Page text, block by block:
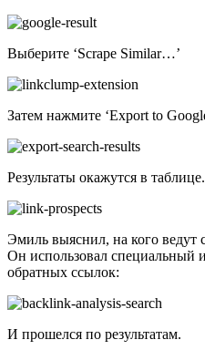
Выберите ‘Scrape Similar…’
Затем нажмите ‘Export to
Результаты окажутся в таблице.
Эмиль выяснил, на кого ведут
Он использовал специальный
обратных ссылок:
И прошелся по результатам.